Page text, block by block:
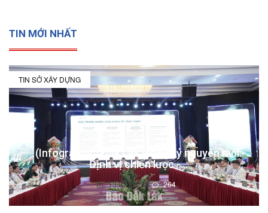
Đắk
Lắk
TIN MỚI NHẤT
TIN SỞ XÂY DỰNG
(Infographic) Đắk Lắk trong kỷ nguyên mới:
Định vị chiến lược -...
13/07/2026 264